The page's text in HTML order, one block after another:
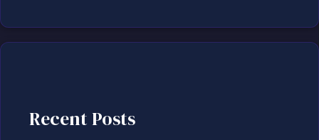
Recent Posts